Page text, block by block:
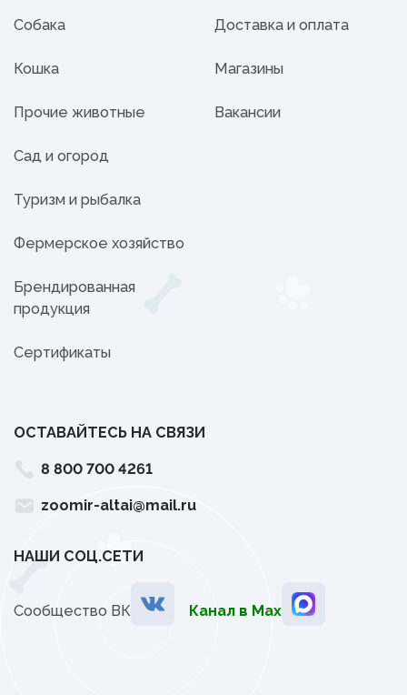
Собака
Кошка
Прочие животные
Сад и огород
Туризм и рыбалка
Фермерское хозяйство
Брендированная
продукция
Сертификаты
Доставка и оплата
Магазины
Вакансии
ОСТАВАЙТЕСЬ НА СВЯЗИ
8 800 700 4261
zoomir-altai@mail.ru
НАШИ СОЦ.СЕТИ
Сообщество ВК Канал в Мах